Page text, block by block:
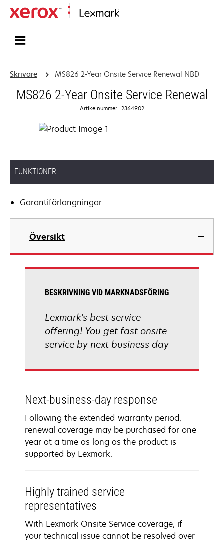
Skrivare MS826 2-Year Onsite Service Renewal NBD
MS826 2-Year Onsite Service Renewal
Artikelnummer.: 2364902
FUNKTIONER
Garantiförlängningar
Översikt
BESKRIVNING VID MARKNADSFÖRING
Lexmark's best service
offering! You get fast onsite
service by next business day
Next-business-day response
Following the extended-warranty period,
renewal coverage may be purchased for one
year at a time as long as the product is
supported by Lexmark.
Highly trained service
representatives
With Lexmark Onsite Service coverage, if
your technical issue cannot be resolved over